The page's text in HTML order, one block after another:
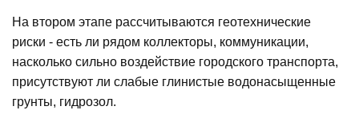
На втором этапе рассчитываются геотехнические
риски - есть ли рядом коллекторы, коммуникации,
насколько сильно воздействие городского транспорта,
присутствуют ли слабые глинистые водонасыщенные
грунты, гидрозол.